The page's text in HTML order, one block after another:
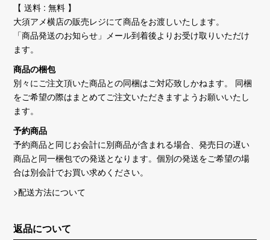
【 送料 : 無料 】
大須アメ横店の販売レジにて商品をお渡しいたします。
「商品発送のお知らせ」メール到着後よりお受け取りいただけ
ます。
商品の梱包
別々にご注文頂いた商品との同梱はご対応致しかねます。 同梱
をご希望の際はまとめてご注文いただきますようお願いいたし
ます。
予約商品
予約商品と同じお会計に別商品が含まれる場合、発売日の遅い
商品と同一梱包での発送となります。個別の発送をご希望の場
合は別会計でお買い求めください。
>配送方法について
返品について